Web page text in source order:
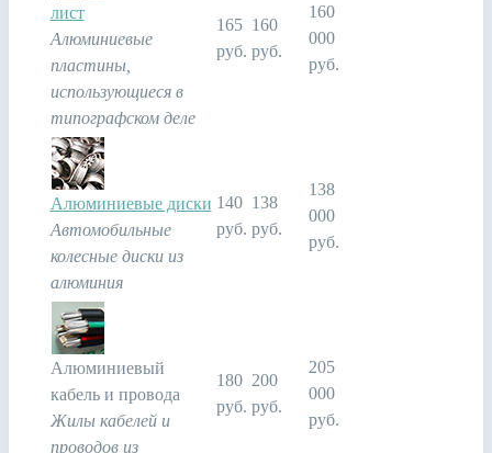
лист
Алюминиевые
пластины,
использующиеся в
типографском деле
165
руб.
160
руб.
160
000
руб.
Алюминиевые диски
Автомобильные
колесные диски из
алюминия
140
руб.
138
руб.
138
000
руб.
Алюминиевый
кабель и провода
Жилы кабелей и
проводов из
180
руб.
200
руб.
205
000
руб.